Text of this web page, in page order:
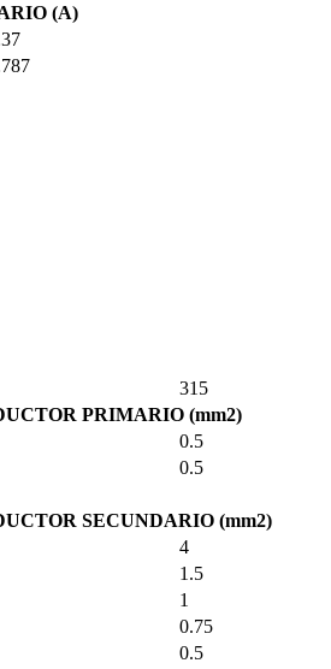
(A)
315
PRIMARIO (mm2)
0.5
0.5
SECUNDARIO (mm2)
4
1.5
1
0.75
0.5